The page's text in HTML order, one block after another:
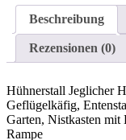
Beschreibung
Rezensionen (0)
Hühnerstall Jeglicher
Geflügelkäfig,
Garten, Nistkasten mit
Rampe